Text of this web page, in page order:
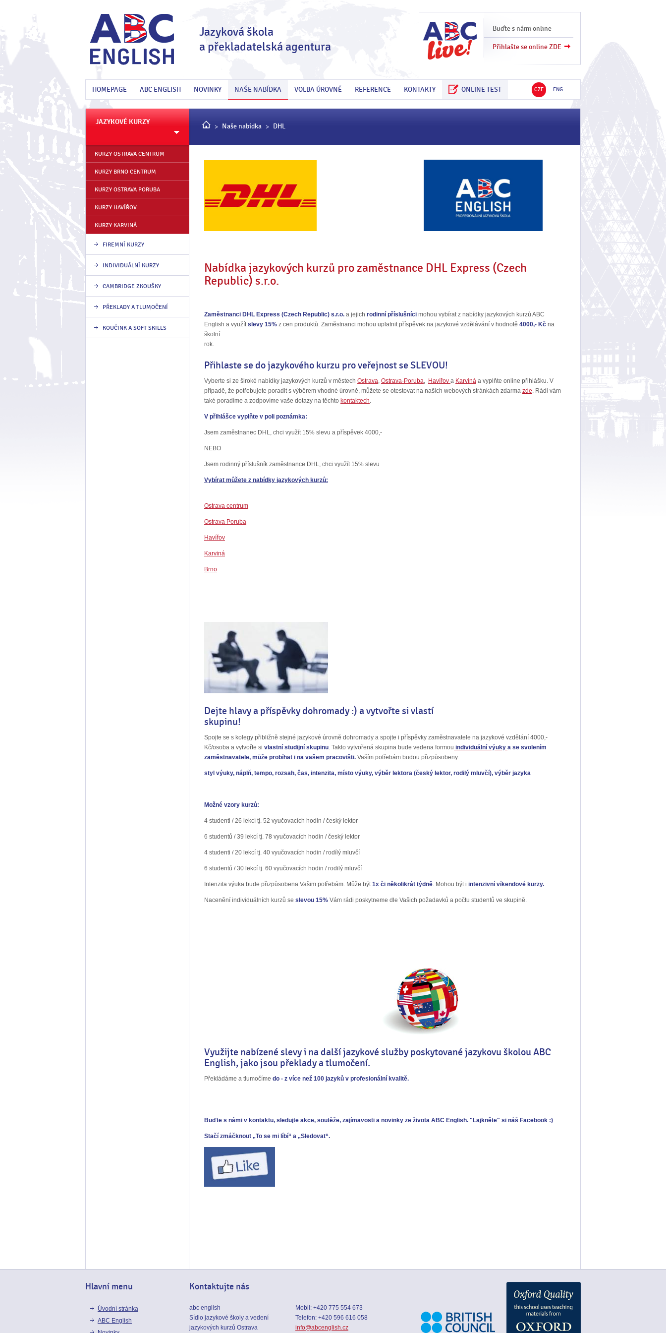
Jazyková škola
a překladatelská agentura
Buďte s námi online
Přihlašte se online ZDE
HOMEPAGE ABC ENGLISH NOVINKY NAŠE NABÍDKA VOLBA ÚROVNĚ REFERENCE KONTAKTY ONLINE TEST CZE ENG
JAZYKOVÉ KURZY
KURZY OSTRAVA CENTRUM
KURZY BRNO CENTRUM
KURZY OSTRAVA PORUBA
KURZY HAVÍŘOV
KURZY KARVINÁ
FIREMNÍ KURZY
INDIVIDUÁLNÍ KURZY
CAMBRIDGE ZKOUŠKY
PŘEKLADY A TLUMOČENÍ
KOUČINK A SOFT SKILLS
Naše nabídka DHL
Nabídka jazykových kurzů pro zaměstnance DHL Express (Czech
Republic) s.r.o.
Zaměstnanci DHL Express (Czech Republic) s.r.o. a jejich rodinní příslušníci mohou vybírat z nabídky jazykových kurzů ABC
English a využítslevy 15% z cen produktů. Zaměstnanci mohou uplatnit příspěvek na jazykové vzdělávání v hodnotě 4000,- Kč na
školní
Přihlaste se do jazykového kurzu pro veřejnost se SLEVOU!
Vyberte si ze široké nabídky jazykových kurzů v městech Ostrava, Ostrava-Poruba, Havířov a Karviná a vyplňte online přihlášku. V
případě, že potřebujete poradit s výběrem vhodné úrovně, můžete se otestovat na našich webových stránkách zdarma zde. Rádi vám
také poradíme a zodpovíme vaše dotazy na těchto kontaktech.
V přihlášce vyplňte v poli poznámka:
Jsem zaměstnanec DHL, chci využít 15% slevu a příspěvek 4000,-
NEBO
Jsem rodinný příslušník zaměstnance DHL, chci využít 15% slevu
Vybírat můžete z nabídky jazykových kurzů:
Ostrava centrum
Ostrava Poruba
Havířov
Karviná
Brno
Dejte hlavy a příspěvky dohromady :) a vytvořte si vlastí
skupinu!
Spojte se s kolegy přibližně stejné jazykové úrovně dohromady a spojte i příspěvky zaměstnavatele na jazykové vzdělání 4000,-
Kč/osoba a vytvořte si vlastní studijní skupinu. Takto vytvořená skupina bude vedena formou individuální výuky a se svolením
zaměstnavatele, může probíhat i na vašem pracovišti. Vaším potřebám budou přizpůsobeny:
styl výuky, náplň, tempo, rozsah, čas, intenzita, místo výuky, výběr lektora (český lektor, rodilý mluvčí), výběr jazyka
Možné vzory kurzů:
4 studenti / 26 lekcí tj. 52 vyučovacích hodin / český lektor
6 studentů / 39 lekcí tj. 78 vyučovacích hodin / český lektor
4 studenti / 20 lekcí tj. 40 vyučovacích hodin / rodílý mluvčí
6 studentů / 30 lekcí tj. 60 vyučovacích hodin / rodilý mluvčí
Intenzita výuka bude přizpůsobena Vašim potřebám. Může být1x či několikrát týdně. Mohou být i intenzivní víkendové kurzy.
Nacenění individuálních kurzů se slevou 15% Vám rádi poskytneme dle Vašich požadavků a počtu studentů ve skupině.
Využijte nabízené slevy i na další jazykové služby poskytované jazykovu školou ABC
English, jako jsou překlady a tlumočení.
Překládáme a tlumočíme do - z více než 100 jazyků v profesionální kvalitě.
Buďte s námi v kontaktu, sledujte akce, soutěže, zajímavosti a novinky ze života ABC English. "Lajkněte" si náš Facebook :)
Stačí zmáčknout „To se mi líbí“ a „Sledovat“.
Hlavní menu
Úvodní stránka
ABC English
Kontaktujte nás
abc english
Sídlo jazykové školy a vedení
jazykových kurzů Ostrava
Mobil: +420 775 554 673
Telefon: +420 596 616 058
info@abcenglish.cz